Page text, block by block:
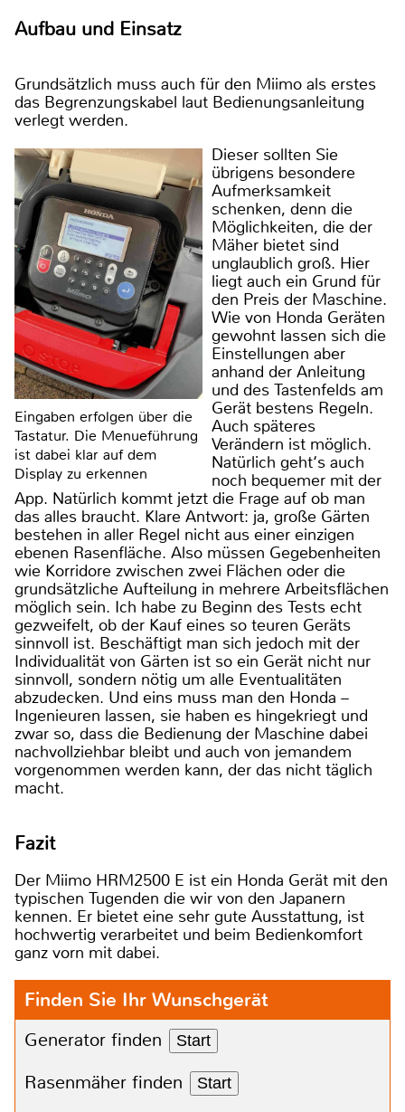
Aufbau und Einsatz
Grundsätzlich muss auch für den Miimo als erstes
das Begrenzungskabel laut Bedienungsanleitung
verlegt werden.
Eingaben erfolgen über die
Tastatur. Die Menueführung
ist dabei klar auf dem
Display zu erkennen
Dieser sollten Sie
übrigens besondere
Aufmerksamkeit
schenken, denn die
Möglichkeiten, die der
Mäher bietet sind
unglaublich groß. Hier
liegt auch ein Grund für
den Preis der Maschine.
Wie von Honda Geräten
gewohnt lassen sich die
Einstellungen aber
anhand der Anleitung
und des Tastenfelds am
Gerät bestens Regeln.
Auch späteres
Verändern ist möglich.
Natürlich geht‘s auch
noch bequemer mit der
App. Natürlich kommt jetzt die Frage auf ob man
das alles braucht. Klare Antwort: ja, große Gärten
bestehen in aller Regel nicht aus einer einzigen
ebenen Rasenfläche. Also müssen Gegebenheiten
wie Korridore zwischen zwei Flächen oder die
grundsätzliche Aufteilung in mehrere Arbeitsflächen
möglich sein. Ich habe zu Beginn des Tests echt
gezweifelt, ob der Kauf eines so teuren Geräts
sinnvoll ist. Beschäftigt man sich jedoch mit der
Individualität von Gärten ist so ein Gerät nicht nur
sinnvoll, sondern nötig um alle Eventualitäten
abzudecken. Und eins muss man den Honda –
Ingenieuren lassen, sie haben es hingekriegt und
zwar so, dass die Bedienung der Maschine dabei
nachvollziehbar bleibt und auch von jemandem
vorgenommen werden kann, der das nicht täglich
macht.
Fazit
Der Miimo HRM2500 E ist ein Honda Gerät mit den
typischen Tugenden die wir von den Japanern
kennen. Er bietet eine sehr gute Ausstattung, ist
hochwertig verarbeitet und beim Bedienkomfort
ganz vorn mit dabei.
Finden Sie Ihr Wunschgerät
Generator finden Start
Rasenmäher finden Start